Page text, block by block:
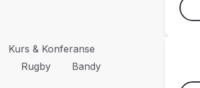
Kurs & Konferanse
Rugby
Bandy